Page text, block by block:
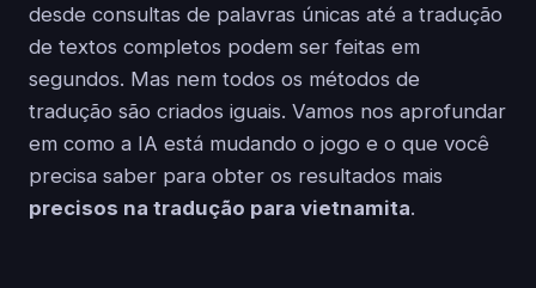
desde consultas de palavras únicas até a tradução
de textos completos podem ser feitas em
segundos. Mas nem todos os métodos de
tradução são criados iguais. Vamos nos aprofundar
em como a IA está mudando o jogo e o que você
precisa saber para obter os resultados mais
precisos na tradução para vietnamita.